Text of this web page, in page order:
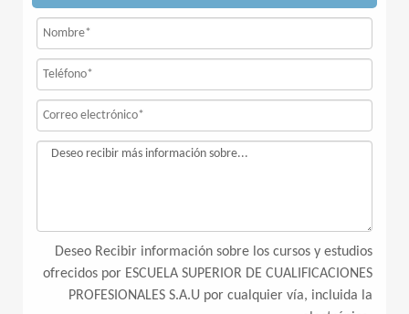
Deseo Recibir información sobre los cursos y estudios
ofrecidos por ESCUELA SUPERIOR DE CUALIFICACIONES
PROFESIONALES S.A.U por cualquier vía, incluida la